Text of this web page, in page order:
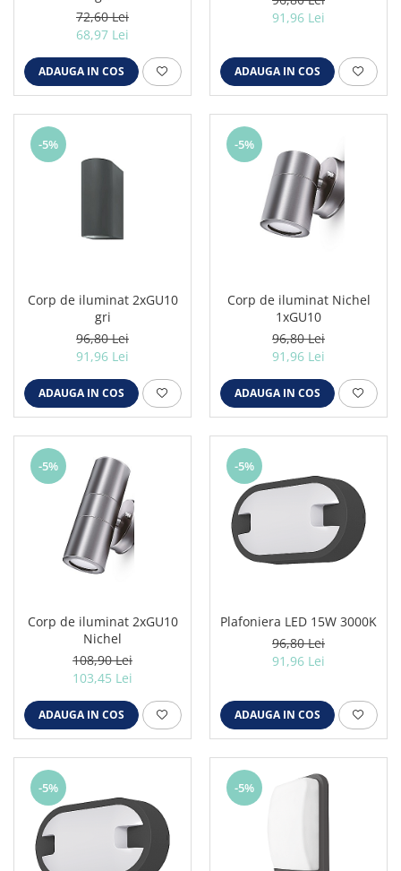
72,60 Lei
68,97 Lei
ADAUGA IN COS
91,96 Lei
ADAUGA IN COS
-5%
Corp de iluminat 2xGU10
gri
96,80 Lei
91,96 Lei
ADAUGA IN COS
-5%
Corp de iluminat Nichel
1xGU10
96,80 Lei
91,96 Lei
ADAUGA IN COS
-5%
Corp de iluminat 2xGU10
Nichel
108,90 Lei
103,45 Lei
ADAUGA IN COS
-5%
Plafoniera LED 15W 3000K
96,80 Lei
91,96 Lei
ADAUGA IN COS
-5% -5%